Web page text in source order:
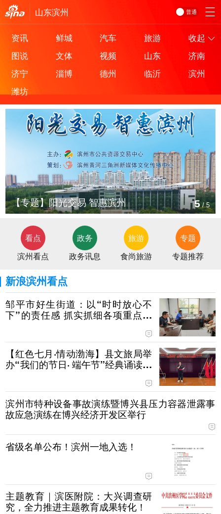
普通
山东滨州
资讯 鲜城 汽车 旅游
收起
图说
文体 视频 山东
济南
济宁
淄博 德州 临沂
滨州
潍坊
【专题】阳光交易 智惠滨州 5/5
看点
滨州看点
政务
政务讯息
旅游
食尚旅游
专题
专题推荐
新浪滨州看点
邹平市好生街道：以“时时放心不
下”的责任感 抓实抓细各项重点工
【红色七月·情动渤海】县文旅局举
办“我们的节日· 端午节”经典诵读主
滨州市特种设备事故演练暨博兴县压力容器泄露事
故应急演练在博兴经济开发区举行
省级名单公布！滨州一地入选！
主题教育｜滨医附院：大兴调查研
究，全力推进主题教育成果转化！